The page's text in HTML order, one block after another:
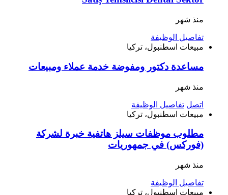
منذ شهر
تفاصيل الوظيفة
مبيعات اسطنبول، تركيا
مساعدة دكتور ومفوضة خدمة عملاء ومبيعات
منذ شهر
اتصل تفاصيل الوظيفة
مبيعات اسطنبول، تركيا
‎مطلوب موظفات سيلز هاتفية خبرة لشركة
(فوركس) في جمهوريات
منذ شهر
تفاصيل الوظيفة
مبيعات اسطنبول، تركيا